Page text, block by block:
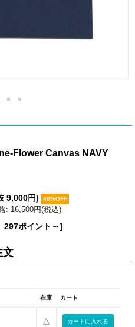
Flower Canvas NAVY
9,000円) 40%OFF
: 16,500円(税込)
ポイント～]
文
在庫 カート
△